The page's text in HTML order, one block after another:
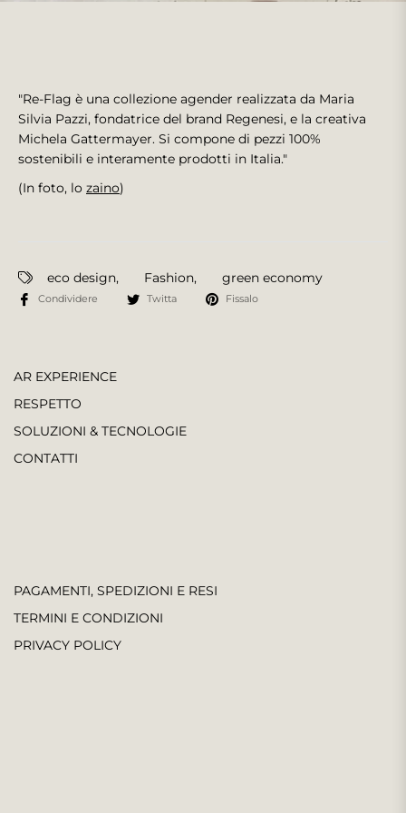
"Re-Flag è una collezione agender realizzata da Maria
Silvia Pazzi, fondatrice del brand Regenesi, e la creativa
Michela Gattermayer. Si compone di pezzi 100%
sostenibili e interamente prodotti in Italia."
(In foto, lo zaino)
eco design, Fashion, green economy
Condividere Twitta Fissalo
AR EXPERIENCE
RESPETTO
SOLUZIONI & TECNOLOGIE
CONTATTI
PAGAMENTI, SPEDIZIONI E RESI
TERMINI E CONDIZIONI
PRIVACY POLICY